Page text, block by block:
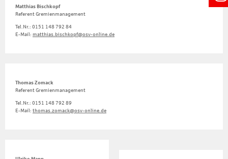
Matthias Bischkopf
Referent Gremienmanagement
Tel.Nr.: 0151 148 792 84
E-Mail: matthias.bischkopf@osv-online.de
Thomas Zomack
Referent Gremienmanagement
Tel.Nr.: 0151 148 792 89
E-Mail: thomas.zomack@osv-online.de